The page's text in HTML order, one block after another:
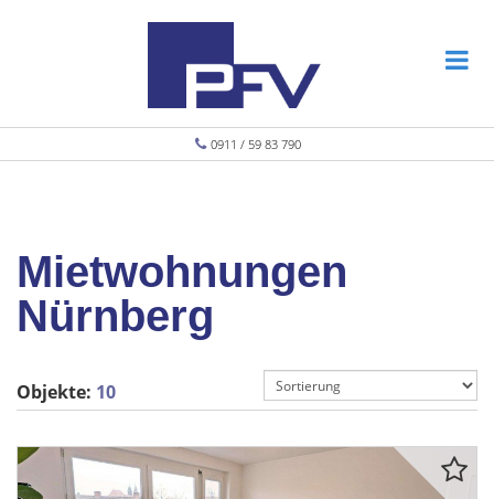
0911 / 59 83 790
Mietwohnungen
Nürnberg
Objekte: 10